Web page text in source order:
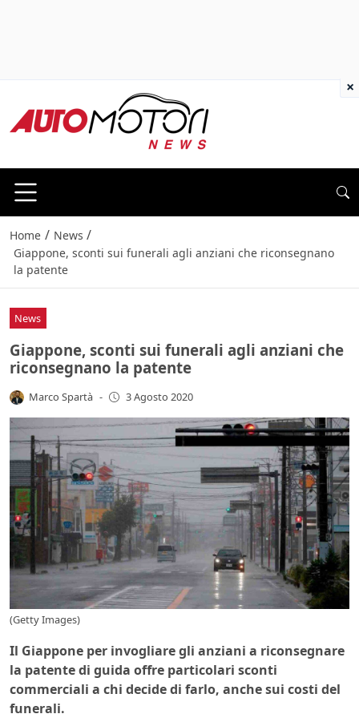
Home / News /
Giappone, sconti sui funerali agli anziani che riconsegnano
la patente
News
Giappone, sconti sui funerali agli anziani che
riconsegnano la patente
Marco Spartà - 3 Agosto 2020
(Getty Images)
Il Giappone per invogliare gli anziani a riconsegnare
la patente di guida offre particolari sconti
commerciali a chi decide di farlo, anche sui costi del
funerali.
×